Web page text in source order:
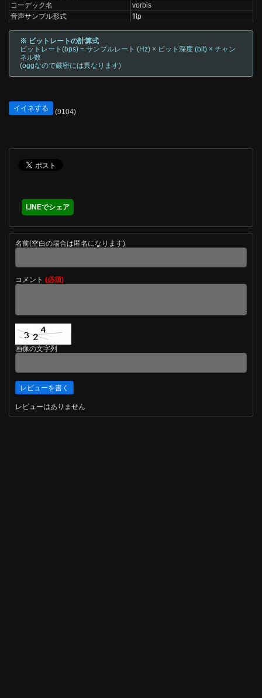
コーデック名
vorbis
音声サンプル形式
fltp
※ ビットレートの計算式
ビットレート(bps) = サンプルレート (Hz) × ビット深度 (bit) × チャン
ネル数
(oggなので厳密には異なります)
イイネする (9104)
LINEでシェア
名前(空白の場合は匿名になります)
コメント (必須)
画像の文字列
レビューはありません